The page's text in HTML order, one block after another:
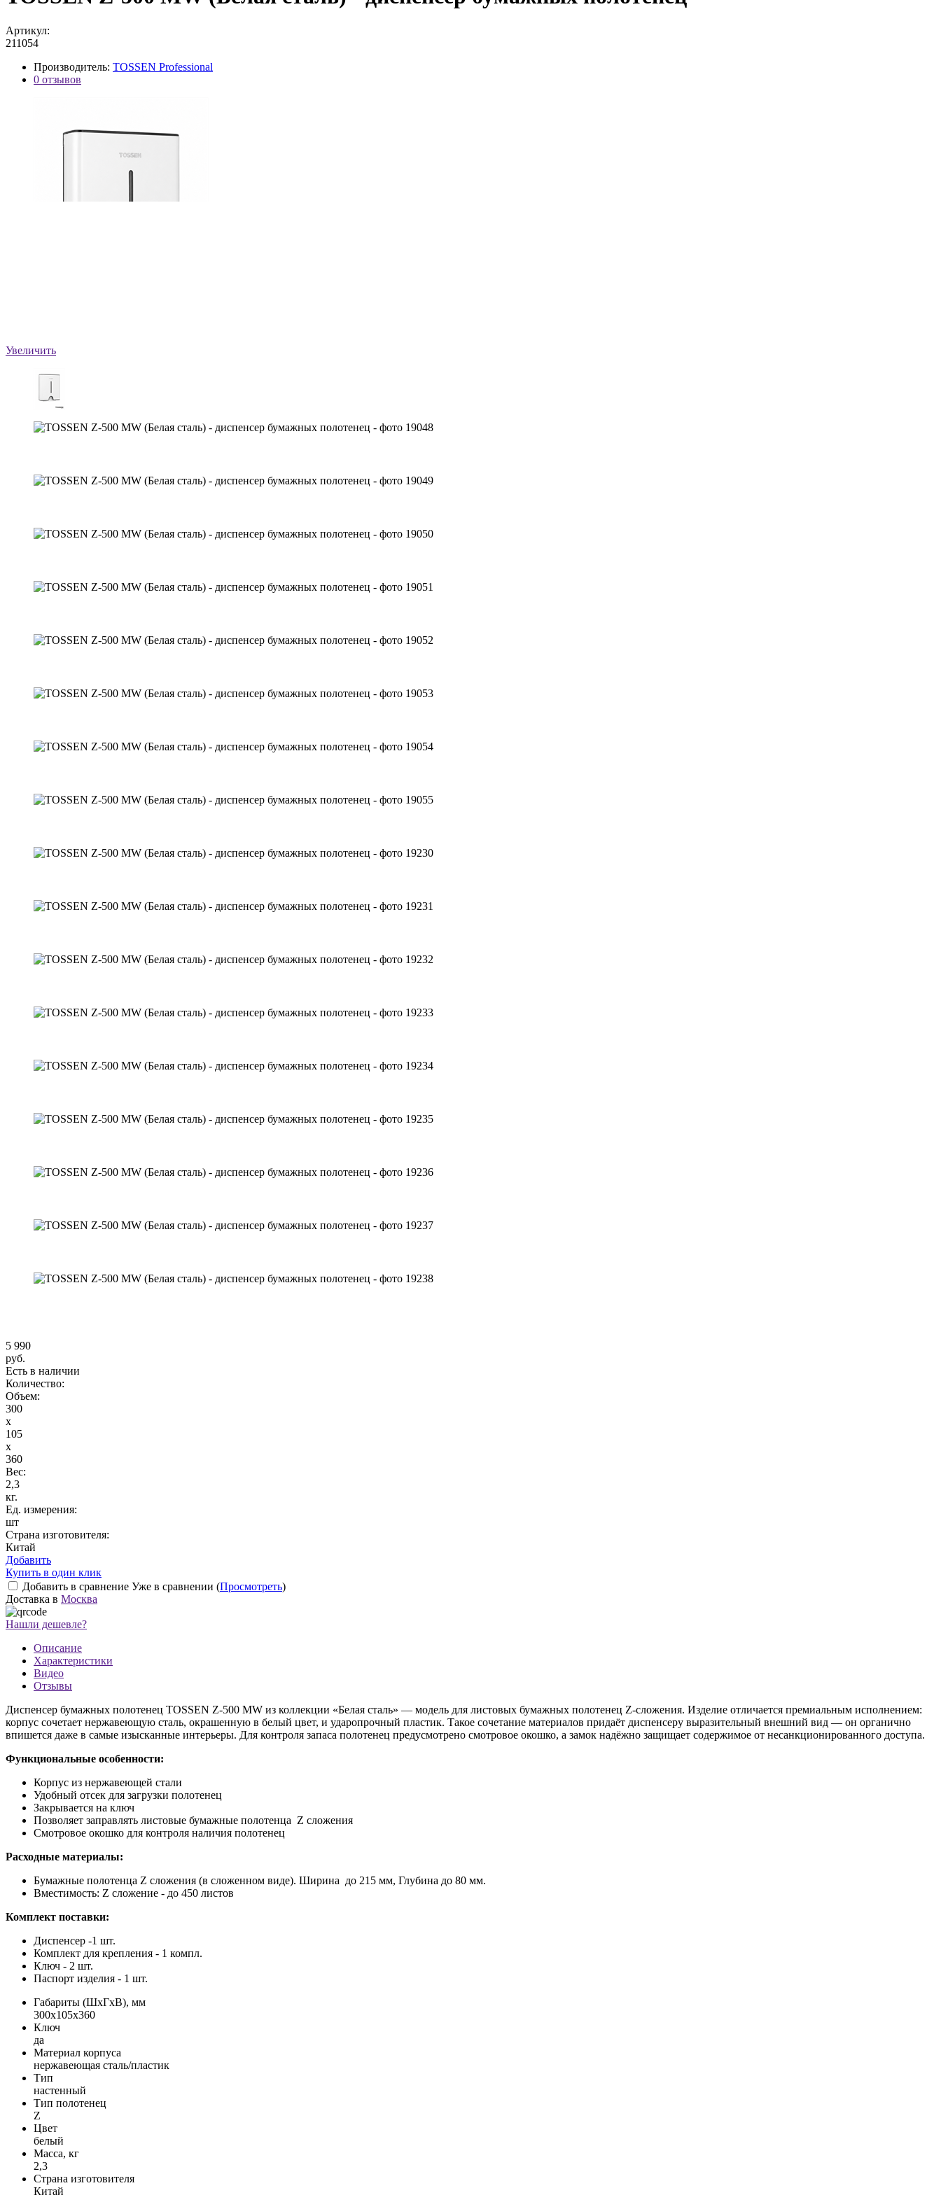
Артикул:
211054
Производитель: TOSSEN Professional
0 отзывов
Увеличить
5 990
руб.
Есть в наличии
Количество:
Объем:
300
x
105
x
360
Вес:
2,3
кг.
Ед. измерения:
шт
Страна изготовителя:
Китай
Добавить
Купить в один клик
Добавить в сравнение Уже в сравнении (Просмотреть)
Доставка в Москва
Нашли дешевле?
Описание
Характеристики
Видео
Отзывы
Диспенсер бумажных полотенец TOSSEN Z‑500 MW из коллекции «Белая сталь» — модель для листовых бумажных полотенец Z‑сложения. Изделие отличается премиальным исполнением:
корпус сочетает нержавеющую сталь, окрашенную в белый цвет, и ударопрочный пластик. Такое сочетание материалов придаёт диспенсеру выразительный внешний вид — он органично
впишется даже в самые изысканные интерьеры. Для контроля запаса полотенец предусмотрено смотровое окошко, а замок надёжно защищает содержимое от несанкционированного доступа.
Функциональные особенности:
Корпус из нержавеющей стали
Удобный отсек для загрузки полотенец
Закрывается на ключ
Позволяет заправлять листовые бумажные полотенца Z сложения
Смотровое окошко для контроля наличия полотенец
Расходные материалы:
Бумажные полотенца Z сложения (в сложенном виде). Ширина до 215 мм, Глубина до 80 мм.
Вместимость: Z сложение - до 450 листов
Комплект поставки:
Диспенсер -1 шт.
Комплект для крепления - 1 компл.
Ключ - 2 шт.
Паспорт изделия - 1 шт.
Габариты (ШхГхВ), мм
300х105х360
Ключ
да
Материал корпуса
нержавеющая сталь/пластик
Тип
настенный
Тип полотенец
Z
Цвет
белый
Масса, кг
2,3
Страна изготовителя
Китай